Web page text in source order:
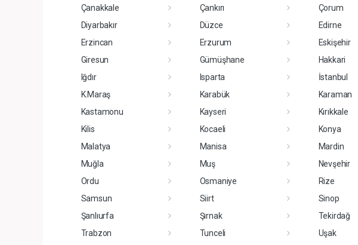
Çanakkale
Çankırı Çorum
Diyarbakır
Düzce Edirne
Erzincan
Erzurum Eskişehir
Giresun
Gümüşhane Hakkari
Iğdır
Isparta İstanbul
K.Maraş
Karabük Karaman
Kastamonu
Kayseri Kırıkkale
Kilis
Kocaeli Konya
Malatya
Manisa Mardin
Muğla
Muş Nevşehir
Ordu
Osmaniye Rize
Samsun
Siirt Sinop
Şanlıurfa
Şırnak Tekirdağ
Trabzon
Tunceli Uşak